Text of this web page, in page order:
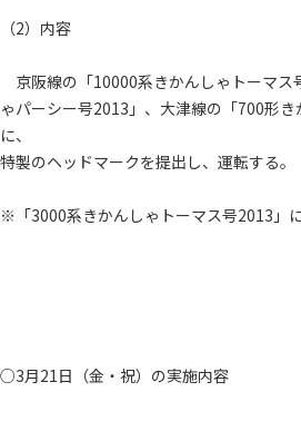
（2）内容
京阪線の「10000系きかんしゃトーマス
ゃパーシー号2013」、大津線の「700形き
に、
特製のヘッドマークを提出し、運転する。
※「3000系きかんしゃトーマス号2013」
○3月21日（金・祝）の実施内容